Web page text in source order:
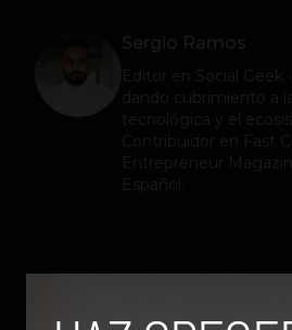
Sergio Ramos
Editor en Social Geek
dando cubrimiento a
tecnológica y el
Contribuidor en Fast
Entrepreneur
Español.